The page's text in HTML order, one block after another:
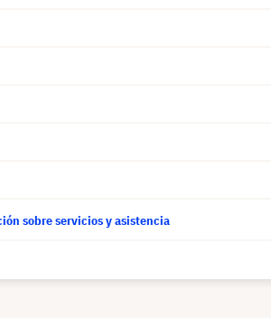
sobre servicios y asistencia